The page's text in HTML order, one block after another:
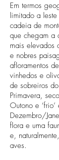
Em termos
limitado a
cadeia de
que chegam a
mais elevados
e nobres
afloramentos
vinhedos e
de sobreiros
Primavera,
Outono e
Dezembro/
flora e uma
e,
aves.